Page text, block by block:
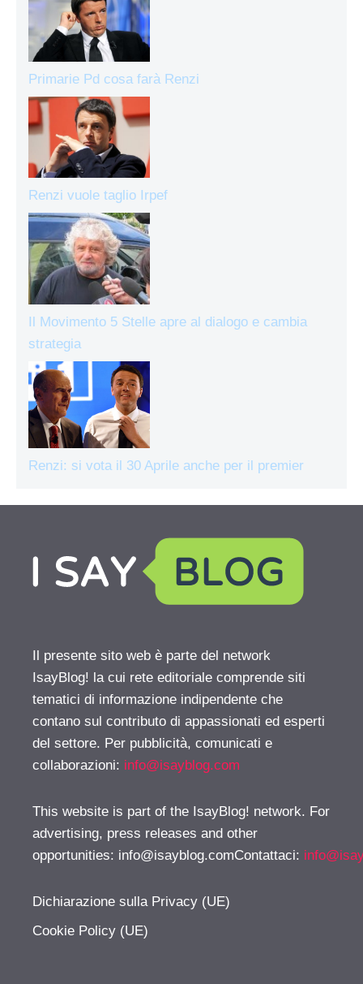
Primarie Pd cosa farà Renzi
Renzi vuole taglio Irpef
Il Movimento 5 Stelle apre al dialogo e cambia
strategia
Renzi: si vota il 30 Aprile anche per il premier
Il presente sito web è parte del network
IsayBlog! la cui rete editoriale comprende siti
tematici di informazione indipendente che
contano sul contributo di appassionati ed esperti
del settore. Per pubblicità, comunicati e
collaborazioni: info@isayblog.com
This website is part of the IsayBlog! network. For
advertising, press releases and other
opportunities: info@isayblog.comContattaci:
Dichiarazione sulla Privacy (UE)
Cookie Policy (UE)